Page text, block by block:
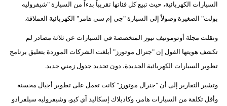
مدوَّنات
سيارات
السيارات الكهربائية، حيث تبيع كل فئاتها تقريباً بدءاً من السيارة "شيفروليه
بولت" الصغيرة وصولاً إلى السيارة "جي إم سي هامر" الكهربائية العملاقة.
ونقلت مجلة أوتوموتيف نيوز المتخصصة في السيارات عن ثلاثة مصادر لم
تكشف هويتها القول إن "جنرال موتورز" أبلغت الشركات الموردة بتعليق برنامج
تطوير السيارات الكهربائية الجديدة، دون تحديد جدول زمني جديد.
وتشير التقارير إلى أن "جنرال موتورز" كانت تعمل على تطوير أجيال محسنة
وأقل تكلفة من السيارات هامر، وكاديلاك إسكاليد آي كيو، وشيفروليه سيلفرادو